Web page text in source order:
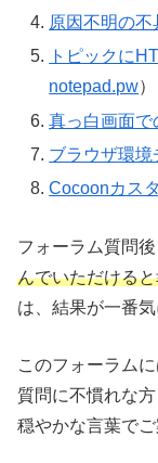
原因不明の
トピックに
notepad.pw）
真っ白画面で
ブラウザ環
Cocoonカス
フォーラム質問後
んでいただける
は、結果が一番
このフォーラム
質問に不慣れな
穏やかな言葉で